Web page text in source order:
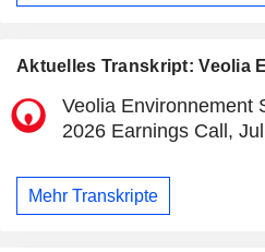
Aktuelles Transkript: Veolia
Veolia Environnement
2026 Earnings Call,
Mehr Transkripte